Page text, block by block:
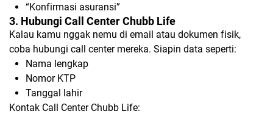
“Konfirmasi asuransi”
3. Hubungi Call Center Chubb Life
Kalau kamu nggak nemu di email atau dokumen fisik,
coba hubungi call center mereka. Siapin data seperti:
Nama lengkap
Nomor KTP
Tanggal lahir
Kontak Call Center Chubb Life: